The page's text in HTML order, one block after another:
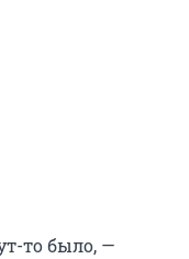
то было, —